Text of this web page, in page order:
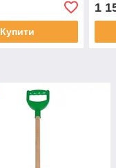
Купити
1